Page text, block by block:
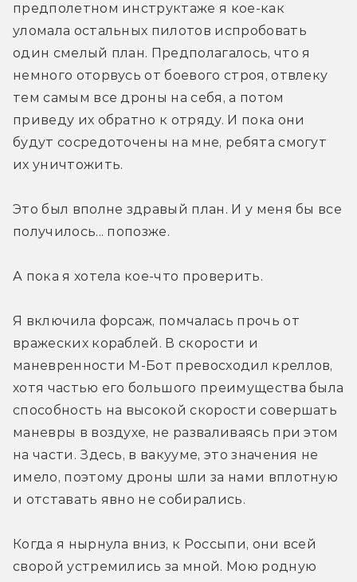
предполетном инструктаже я кое-как
уломала остальных пилотов испробовать
один смелый план. Предполагалось, что я
немного оторвусь от боевого строя, отвлеку
тем самым все дроны на себя, а потом
приведу их обратно к отряду. И пока они
будут сосредоточены на мне, ребята смогут
их уничтожить.
Это был вполне здравый план. И у меня бы все
получилось... попозже.
А пока я хотела кое-что проверить.
Я включила форсаж, помчалась прочь от
вражеских кораблей. В скорости и
маневренности М-Бот превосходил креллов,
хотя частью его большого преимущества была
способность на высокой скорости совершать
маневры в воздухе, не разваливаясь при этом
на части. Здесь, в вакууме, это значения не
имело, поэтому дроны шли за нами вплотную
и отставать явно не собирались.
Когда я нырнула вниз, к Россыпи, они всей
сворой устремились за мной. Мою родную